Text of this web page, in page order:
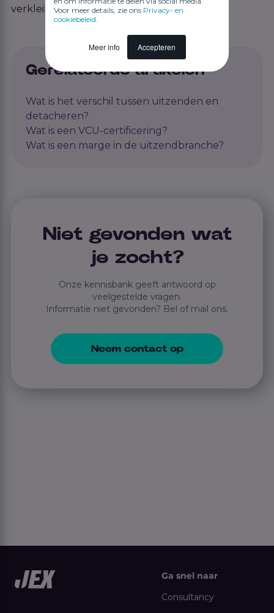
Voor meer details, zie ons Privacy- en
cookiebeleid
Meer info Accepteren
verkleinen.
Gerelateerde artikelen
Wat is het verschil tussen uitzenden en
detacheren?
Wat is een VCU-certificering?
Wat is een marge in de uitzendbranche?
Niet gevonden wat
je zocht?
Onze kennisbank geeft antwoord op
veelgestelde vragen.
Informatie niet gevonden? Bel of mail ons.
Neem contact op
Ga snel naar
Consultancy